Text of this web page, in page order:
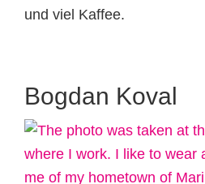
und viel Kaffee.
Bogdan Koval